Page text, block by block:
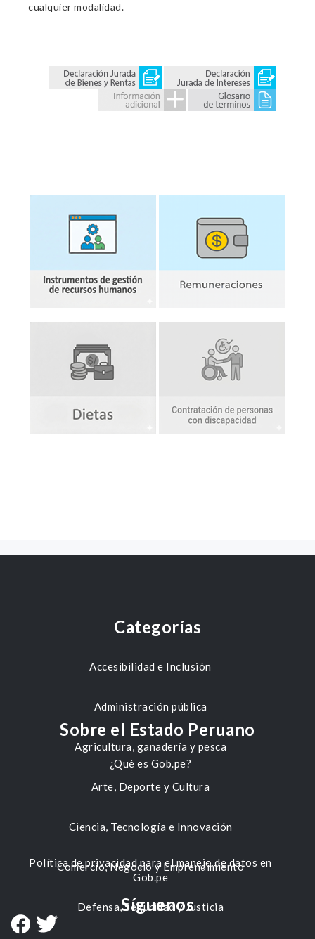
cualquier modalidad.
Categorías
Accesibilidad e Inclusión
Administración pública
Agricultura, ganadería y pesca
Arte, Deporte y Cultura
Ciencia, Tecnología e Innovación
Comercio, Negocio y Emprendimiento
Defensa, Seguridad y Justicia
Sobre el Estado Peruano
¿Qué es Gob.pe?
Política de privacidad para el manejo de datos en
Gob.pe
Síguenos